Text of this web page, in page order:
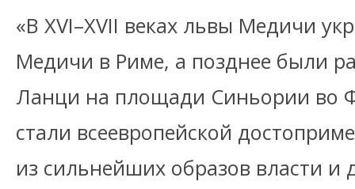
«В XVI–XVII веках львы Медичи
Медичи в Риме, а позднее были
Ланци на площади Синьории во
стали всеевропейской
из сильнейших образов власти и